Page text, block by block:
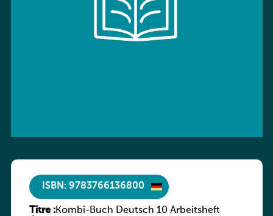
ISBN: 9783766136800
Titre :Kombi-Buch Deutsch 10 Arbeitsheft